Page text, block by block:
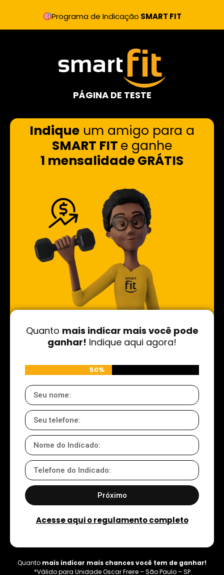
Programa de Indicação SMART FIT
PÁGINA DE TESTE
Indique um amigo para a
SMART FIT e ganhe
1 mensalidade GRÁTIS
Quanto mais indicar mais você pode
ganhar! Indique aqui agora!
50%
Próximo
Acesse aqui o regulamento completo
Quanto mais indicar mais chances você tem de ganhar!
*Válido para Unidade Oscar Freire – São Paulo – SP